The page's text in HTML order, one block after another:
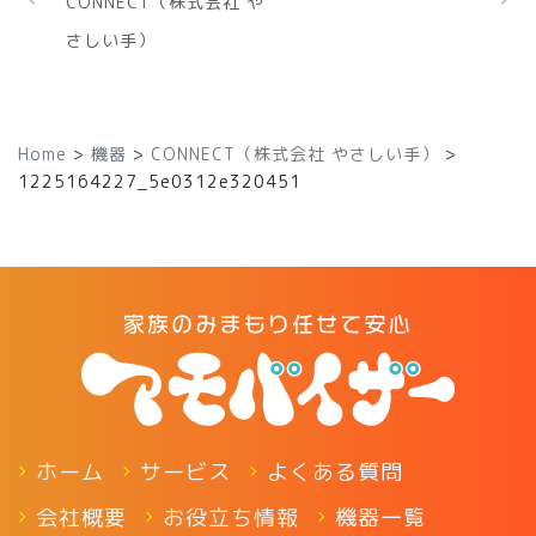
さしい手）
Home > 機器 > CONNECT（株式会社 やさしい手）
>
1225164227_5e0312e320451
ホーム サービス
よくある質問
会社概要
お役立ち情報 機器一覧